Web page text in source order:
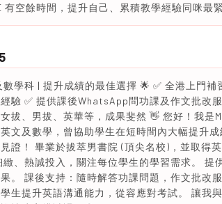
有空餘時間，提升自己、累積教學經驗同咪最
學科 | 提升成績的最佳選擇 🌟 ✅ 全港上門
驗 ✅ 提供課後WhatsApp問功課及作文批改
拔、男拔、英華等，成果斐然 👋 您好！我
文及數學，曾協助學生在短時間內大幅提升
證！ 畢業於拔萃男書院 (頂尖名校)，並取得
緻、熱誠投入，關注每位學生的學習需求。 提
。 課後支持：隨時解答功課問題，作文批改
生提升英語溝通能力，從容應對考試。 讓我